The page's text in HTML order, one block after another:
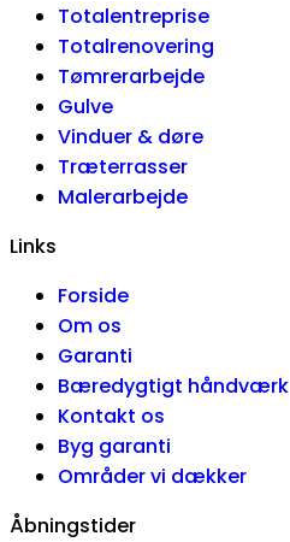
Totalentreprise
Totalrenovering
Tømrerarbejde
Gulve
Vinduer & døre
Træterrasser
Malerarbejde
Links
Forside
Om os
Garanti
Bæredygtigt håndværk
Kontakt os
Byg garanti
Områder vi dækker
Åbningstider